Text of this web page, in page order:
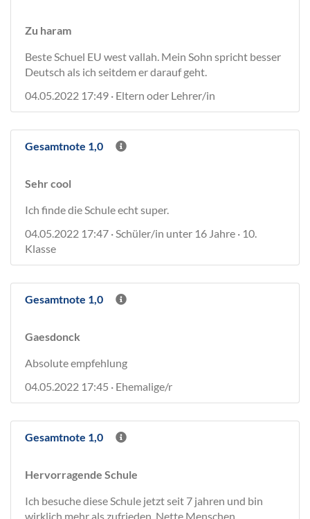
Zu haram
Beste Schuel EU west vallah. Mein Sohn spricht besser
Deutsch als ich seitdem er darauf geht.
04.05.2022 17:49 · Eltern oder Lehrer/in
Gesamtnote 1,0
Sehr cool
Ich finde die Schule echt super.
04.05.2022 17:47 · Schüler/in unter 16 Jahre · 10.
Klasse
Gesamtnote 1,0
Gaesdonck
Absolute empfehlung
04.05.2022 17:45 · Ehemalige/r
Gesamtnote 1,0
Hervorragende Schule
Ich besuche diese Schule jetzt seit 7 jahren und bin
wirklich mehr als zufrieden. Nette Menschen,